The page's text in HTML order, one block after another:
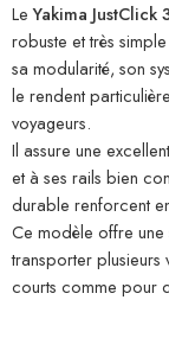
LeYakima JustClick
robuste et très
sa modularité, son
le rendent
voyageurs.
Il assure une
et à ses rails bien
durable renforcent
Ce modèle offre
transporter plusieurs
courts comme pour